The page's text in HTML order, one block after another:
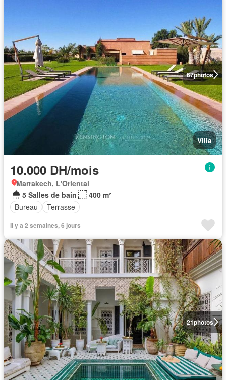
67photos
Villa
10.000 DH/mois
Marrakech, L'Oriental
5 Salles de bain
400 m²
Bureau
Terrasse
Il y a 2 semaines, 6 jours
21photos